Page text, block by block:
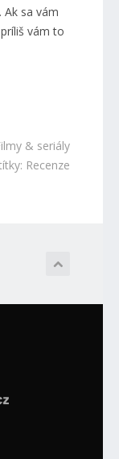
Ak sa vám
vám to
& seriály
Recenze